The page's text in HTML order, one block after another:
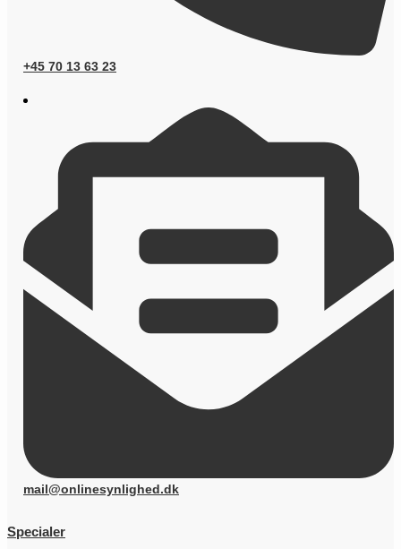
+45 70 13 63 23
mail@onlinesynlighed.dk
Specialer